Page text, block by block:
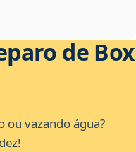
de Box
ou vazando água?